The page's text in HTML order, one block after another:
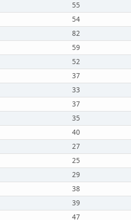
55
54
82
59
52
37
33
37
35
40
27
25
29
38
39
47